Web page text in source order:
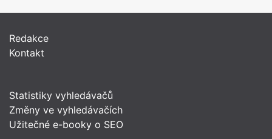
Redakce
Kontakt
Statistiky vyhledávačů
Změny ve vyhledávačích
Užitečné e-booky o SEO